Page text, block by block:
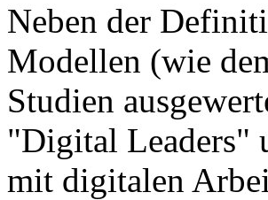
Neben der
Modellen (wie
Studien
"Digital Leaders"
mit digitalen